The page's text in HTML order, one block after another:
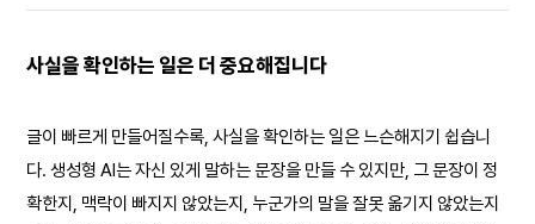
사실을 확인하는 일은 더 중요해집니다
글이 빠르게 만들어질수록, 사실을 확인하는 일은 느슨해지기 쉽습니
다. 생성형 AI는 자신 있게 말하는 문장을 만들 수 있지만, 그 문장이 정
확한지, 맥락이 빠지지 않았는지, 누군가의 말을 잘못 옮기지 않았는지